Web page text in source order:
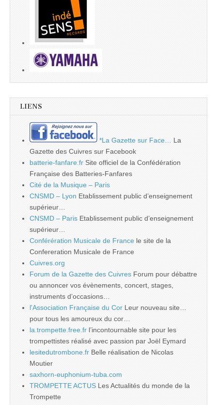
LIENS
*La Gazette sur Face…
La
Gazette des Cuivres sur Facebook
batterie-fanfare.fr Site officiel de la Confédération
Française des Batteries-Fanfares
Cité de la Musique – Paris
CNSMD – Lyon Etablissement public d’enseignement
supérieur…
CNSMD – Paris Etablissement public d’enseignement
supérieur…
Conférération Musicale de France le site de la
Confereration Musicale de France
Cuivres.org
Forum de la Gazette des Cuivres Forum pour débattre
ou annoncer vos évènements, concert, stages,
instruments d’occasions…
l'Association Française du Cor Leur nouveau site…
pour tous les amoureux du cor…
la.trompette.free.fr l’incontournable site pour les
trompettistes réalisé avec passion par Joël Eymard
lesitedutrombone.fr Belle réalisation de Nicolas
Moutier
saxhorn-euphonium-tuba.com
TROMPETTE ACTUS Les Actualités du monde de la
Trompette